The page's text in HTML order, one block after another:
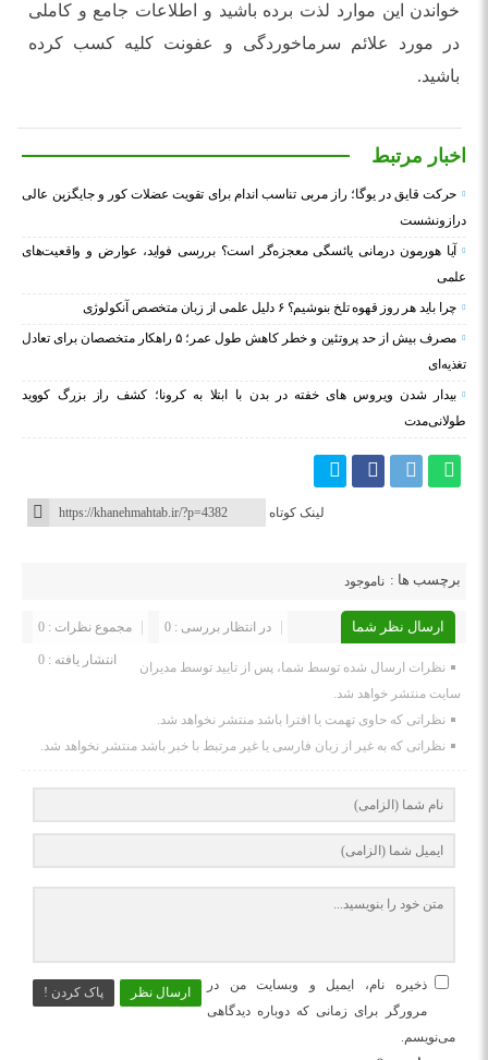
خواندن این موارد لذت برده باشید و اطلاعات جامع و کاملی
در مورد علائم سرماخوردگی و عفونت کلیه کسب کرده
باشید.
اخبار مرتبط
حرکت قایق در یوگا؛ راز مربی تناسب اندام برای تقویت عضلات کور و جایگزین عالی
درازونشست
آیا هورمون درمانی یائسگی معجزه‌گر است؟ بررسی فواید، عوارض و واقعیت‌های
علمی
چرا باید هر روز قهوه تلخ بنوشیم؟ ۶ دلیل علمی از زبان متخصص آنکولوژی
مصرف بیش از حد پروتئین و خطر کاهش طول عمر؛ ۵ راهکار متخصصان برای تعادل
تغذیه‌ای
بیدار شدن ویروس‌ های خفته در بدن با ابتلا به کرونا؛ کشف راز بزرگ کووید
طولانی‌مدت
لینک کوتاه
برچسب ها : ناموجود
ارسال نظر شما مجموع نظرات : 0 در انتظار بررسی : 0
انتشار یافته : 0
نظرات ارسال شده توسط شما، پس از تایید توسط مدیران
سایت منتشر خواهد شد.
نظراتی که حاوی تهمت یا افترا باشد منتشر نخواهد شد.
نظراتی که به غیر از زبان فارسی یا غیر مرتبط با خبر باشد منتشر نخواهد شد.
ارسال نظر پاک کردن !
ذخیره نام، ایمیل و وبسایت من در
مرورگر برای زمانی که دوباره دیدگاهی
می‌نویسم.